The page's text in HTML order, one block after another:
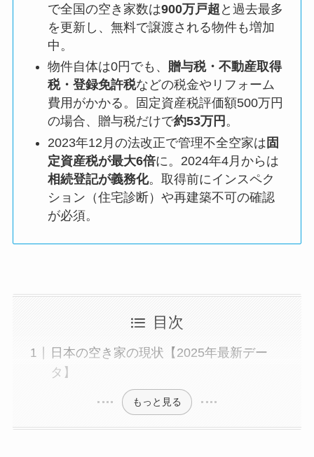
で全国の空き家数は900万戸超 と過去最多
を更新し、無料で譲渡される物件も増加
中。
物件自体は0円でも、 贈与税・不動産取得
税・登録免許税などの税金やリフォーム
費用がかかる。固定資産税評価額500万円
の場合、贈与税だけで約53万円 。
2023年12月の法改正で管理不全空家は 固
定資産税が最大6倍に。2024年4月からは
相続登記が義務化。取得前にインスペク
ション（住宅診断）や再建築不可の確認
が必須。
目次
日本の空き家の現状【2025年最新デー
タ】
もっと見る